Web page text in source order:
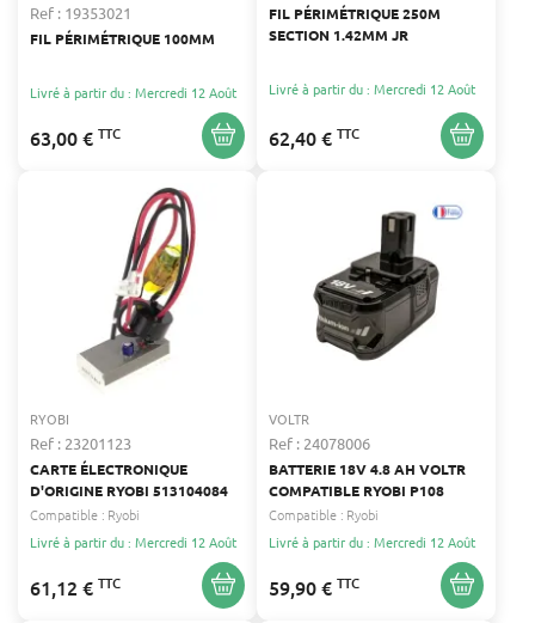
Ref : 19353021
FIL PÉRIMÉTRIQUE 100MM
Livré à partir du : Mercredi 12 Août
63,00 € TTC
FIL PÉRIMÉTRIQUE 250M
SECTION 1.42MM JR
Livré à partir du : Mercredi 12 Août
62,40 € TTC
RYOBI
Ref : 23201123
CARTE ÉLECTRONIQUE
D'ORIGINE RYOBI 513104084
Compatible : Ryobi
Livré à partir du : Mercredi 12 Août
61,12 € TTC
VOLTR
Ref : 24078006
BATTERIE 18V 4.8 AH VOLTR
COMPATIBLE RYOBI P108
Compatible : Ryobi
Livré à partir du : Mercredi 12 Août
59,90 € TTC